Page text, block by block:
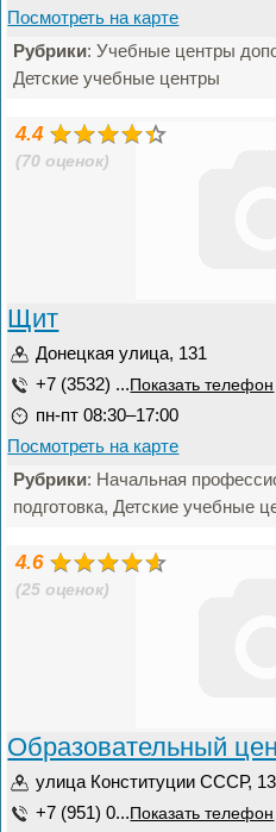
Посмотреть на карте
Рубрики: Учебные центры
Детские учебные центры
4.4
(70 оценок)
Щит
Донецкая улица, 131
+7 (3532) ... Показать телефон
пн-пт 08:30–17:00
Посмотреть на карте
Рубрики: Начальная
подготовка, Детские учебные
4.6
(25 оценок)
Образовательный
улица Конституции СССР, 13
+7 (951) 0... Показать телефон